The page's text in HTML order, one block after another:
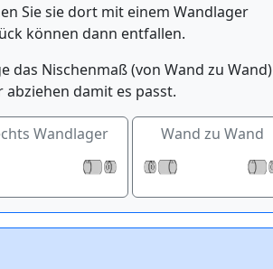
Sie sie dort mit einem Wandlager
können dann entfallen.
das Nischenmaß (von Wand zu Wand)
damit es passt.
Wandlager Wand zu Wand